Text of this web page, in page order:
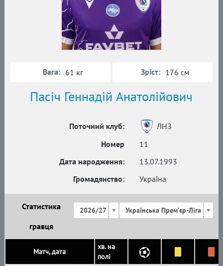
Пасіч Геннадій Анатолійович
Поточний клуб:
ЛНЗ
Номер
11
Дата народження:
13.07.1993
Громадянство:
Україна
Вага: 61 кг Зріст: 176 см
Статистика
гравця
2026/27 Українська Премʼєр-Ліга
Матч, дата
хв. на
полі